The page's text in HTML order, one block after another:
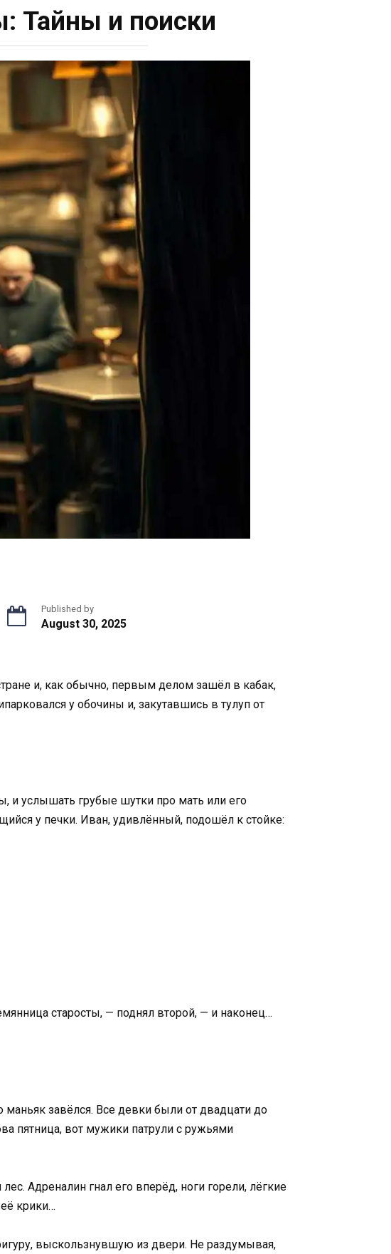
Тайны и поиски
Published by
August 30, 2025
и, как обычно, первым делом зашёл в кабак,
у обочины и, закутавшись в тулуп от
и услышать грубые шутки про мать или его
у печки. Иван, удивлённый, подошёл к стойке:
старосты, — поднял второй, — и наконец…
завёлся. Все девки были от двадцати до
пятница, вот мужики патрули с ружьями
Адреналин гнал его вперёд, ноги горели, лёгкие
крики…
выскользнувшую из двери. Не раздумывая,